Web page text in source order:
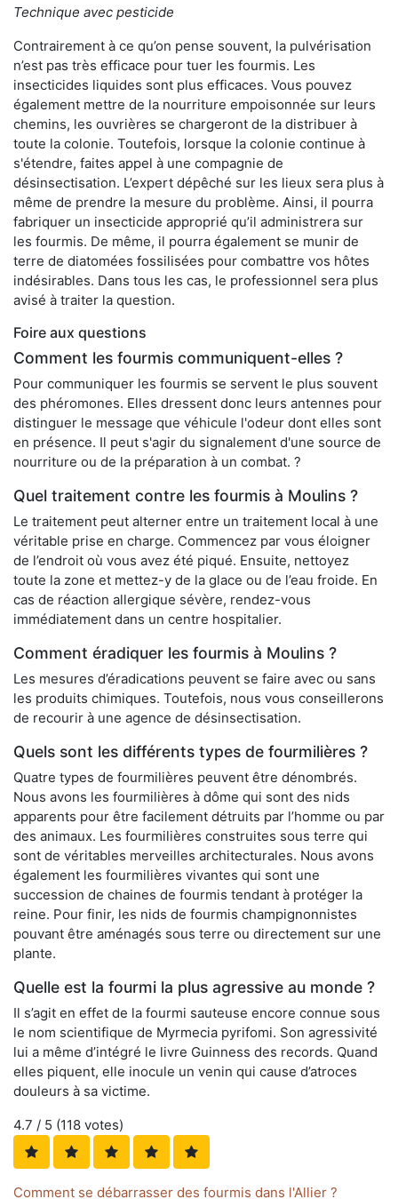
Technique avec pesticide
Contrairement à ce qu’on pense souvent, la pulvérisation
n’est pas très efficace pour tuer les fourmis. Les
insecticides liquides sont plus efficaces. Vous pouvez
également mettre de la nourriture empoisonnée sur leurs
chemins, les ouvrières se chargeront de la distribuer à
toute la colonie. Toutefois, lorsque la colonie continue à
s'étendre, faites appel à une compagnie de
désinsectisation. L’expert dépêché sur les lieux sera plus à
même de prendre la mesure du problème. Ainsi, il pourra
fabriquer un insecticide approprié qu’il administrera sur
les fourmis. De même, il pourra également se munir de
terre de diatomées fossilisées pour combattre vos hôtes
indésirables. Dans tous les cas, le professionnel sera plus
avisé à traiter la question.
Foire aux questions
Comment les fourmis communiquent-elles ?
Pour communiquer les fourmis se servent le plus souvent
des phéromones. Elles dressent donc leurs antennes pour
distinguer le message que véhicule l'odeur dont elles sont
en présence. Il peut s'agir du signalement d'une source de
nourriture ou de la préparation à un combat. ?
Quel traitement contre les fourmis à Moulins ?
Le traitement peut alterner entre un traitement local à une
véritable prise en charge. Commencez par vous éloigner
de l’endroit où vous avez été piqué. Ensuite, nettoyez
toute la zone et mettez-y de la glace ou de l’eau froide. En
cas de réaction allergique sévère, rendez-vous
immédiatement dans un centre hospitalier.
Comment éradiquer les fourmis à Moulins ?
Les mesures d’éradications peuvent se faire avec ou sans
les produits chimiques. Toutefois, nous vous conseillerons
de recourir à une agence de désinsectisation.
Quels sont les différents types de fourmilières ?
Quatre types de fourmilières peuvent être dénombrés.
Nous avons les fourmilières à dôme qui sont des nids
apparents pour être facilement détruits par l’homme ou par
des animaux. Les fourmilières construites sous terre qui
sont de véritables merveilles architecturales. Nous avons
également les fourmilières vivantes qui sont une
succession de chaines de fourmis tendant à protéger la
reine. Pour finir, les nids de fourmis champignonnistes
pouvant être aménagés sous terre ou directement sur une
plante.
Quelle est la fourmi la plus agressive au monde ?
Il s’agit en effet de la fourmi sauteuse encore connue sous
le nom scientifique de Myrmecia pyrifomi. Son agressivité
lui a même d’intégré le livre Guinness des records. Quand
elles piquent, elle inocule un venin qui cause d’atroces
douleurs à sa victime.
4.7 / 5 (118 votes)
Comment se débarrasser des fourmis dans l'Allier ?